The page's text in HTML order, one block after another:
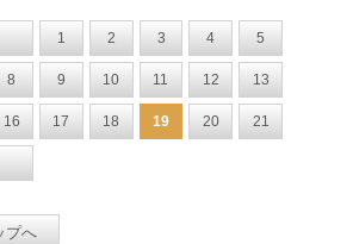
1 2 3 4 5
8 9 10 11 12 13
16 17 18 19 20 21
プへ